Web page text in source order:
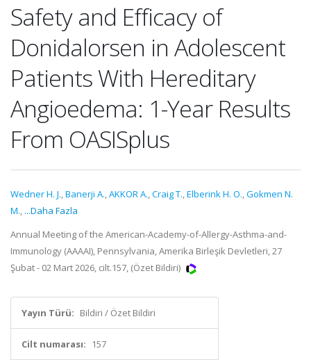
Safety and Efficacy of
Donidalorsen in Adolescent
Patients With Hereditary
Angioedema: 1-Year Results
From OASISplus
Wedner H. J.,Banerji A.,AKKOR A.,Craig T.,Elberink H. O.,Gokmen N.
M., ...Daha Fazla
Annual Meeting of the American-Academy-of-Allergy-Asthma-and-
Immunology (AAAAI), Pennsylvania, Amerika Birleşik Devletleri, 27
Şubat - 02 Mart 2026, cilt.157, (Özet Bildiri)
Yayın Türü: Bildiri / Özet Bildiri
Cilt numarası: 157